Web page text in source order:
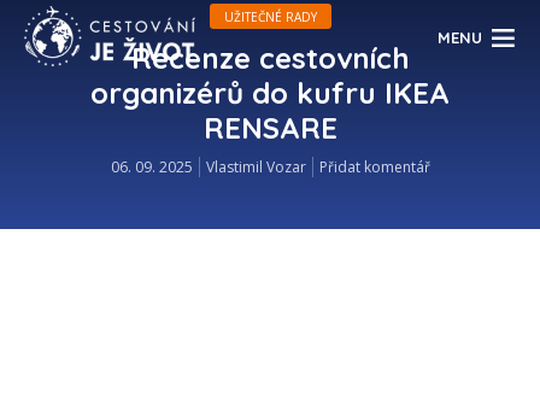
MENU
UŽITEČNÉ RADY
Recenze cestovních
organizérů do kufru IKEA
RENSARE
06. 09. 2025 Vlastimil Vozar Přidat komentář